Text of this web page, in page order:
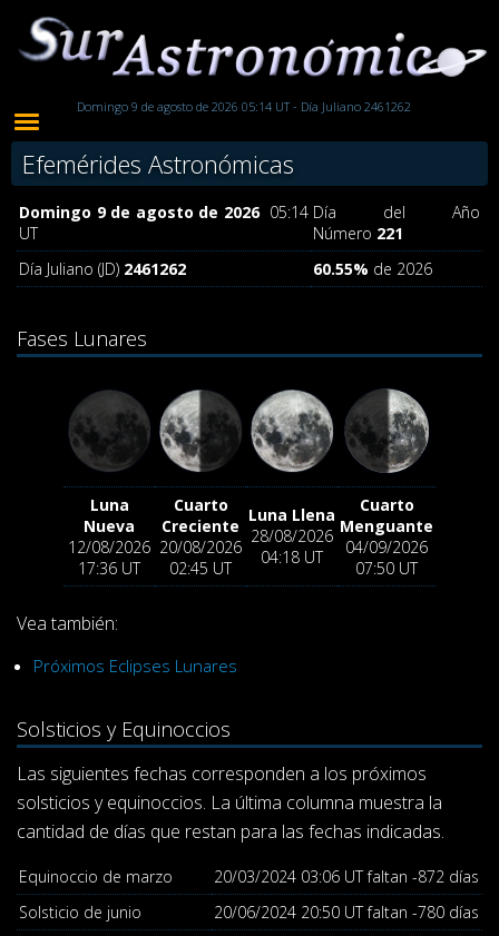
Domingo 9 de agosto de 2026 05:14 UT - Día Juliano 2461262
Efemérides Astronómicas
Domingo 9 de agosto de 202605:14
UT
Día del Año
Número 221
Día Juliano (JD) 2461262 60.55% de 2026
Fases Lunares
Luna
Nueva
12/08/2026
17:36 UT
Cuarto
Creciente
20/08/2026
02:45 UT
Luna Llena
28/08/2026
04:18 UT
Cuarto
Menguante
04/09/2026
07:50 UT
Vea también:
Próximos Eclipses Lunares
Solsticios y Equinoccios
Las siguientes fechas corresponden a los próximos
solsticios y equinoccios. La última columna muestra la
cantidad de días que restan para las fechas indicadas.
Equinoccio de marzo 20/03/2024 03:06 UT faltan -872 días
Solsticio de junio
20/06/2024 20:50 UT faltan -780 días